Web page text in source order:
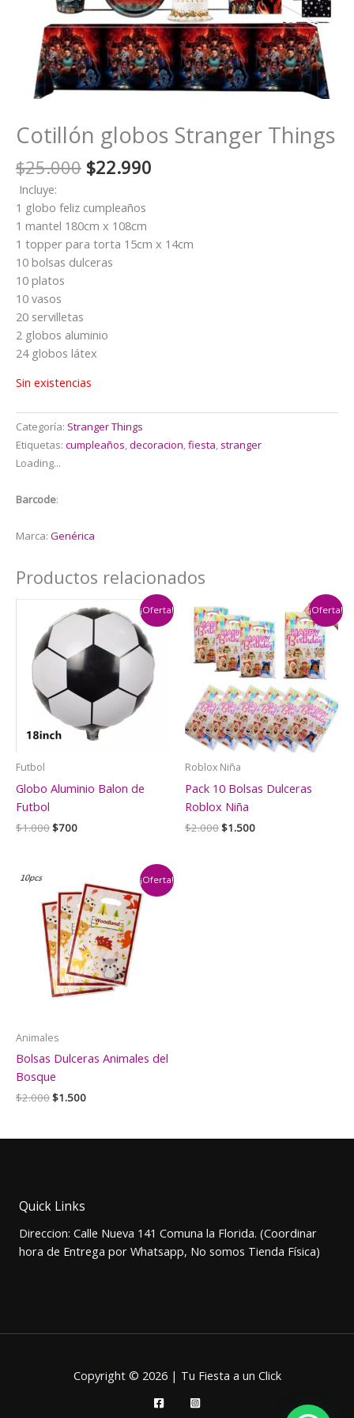
Cotillón globos Stranger Things
$25.000 El
original
era:
$25.000.
$22.990
$22.990.
Incluye:
1 globo feliz cumpleaños
1 mantel 180cm x 108cm
1 topper para torta 15cm x 14cm
10 bolsas dulceras
10 platos
10 vasos
20 servilletas
2 globos aluminio
24 globos látex
Sin existencias
Categoría: Stranger Things
Etiquetas: cumpleaños,decoracion,fiesta, stranger
Loading...
Barcode:
Marca: Genérica
Productos relacionados
¡Oferta!
Futbol
Globo Aluminio Balon de
Futbol
$1.000El
$1.000.
$700El
$700.
¡Oferta!
Roblox Niña
Pack 10 Bolsas Dulceras
Roblox Niña
$2.000El
$1.500El
¡Oferta!
Animales
Bolsas Dulceras Animales del
Bosque
$2.000El
era:
$1.500El
es:
Quick Links
Direccion: Calle Nueva 141 Comuna la Florida. (Coordinar
hora de Entrega por Whatsapp, No somos Tienda Física)
Copyright © 2026 | Tu Fiesta a un Click